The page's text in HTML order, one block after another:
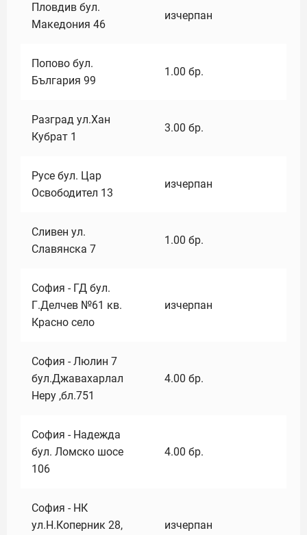
Пловдив бул.
Македония 46
изчерпан
Попово бул.
България 99
1.00 бр.
Разград ул.Хан
Кубрат 1
3.00 бр.
Русе бул. Цар
Освободител 13
изчерпан
Сливен ул.
Славянска 7
1.00 бр.
София - ГД бул.
Г.Делчев №61 кв.
Красно село
изчерпан
София - Люлин 7
бул.Джавахарлал
Неру ,бл.751
4.00 бр.
София - Надежда
бул. Ломско шосе
106
4.00 бр.
София - НК
ул.Н.Коперник 28,
изчерпан